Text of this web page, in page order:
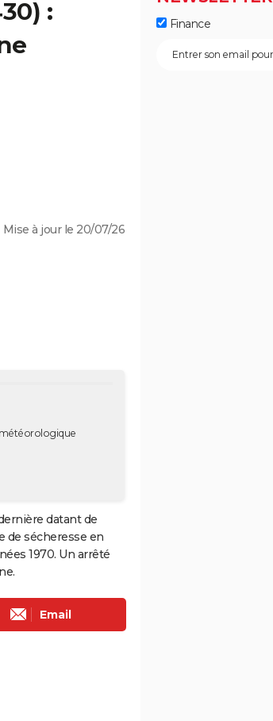
:
Mise à jour le 20/07/26
datant de
de sécheresse en
1970. Un arrêté
Email
Finance